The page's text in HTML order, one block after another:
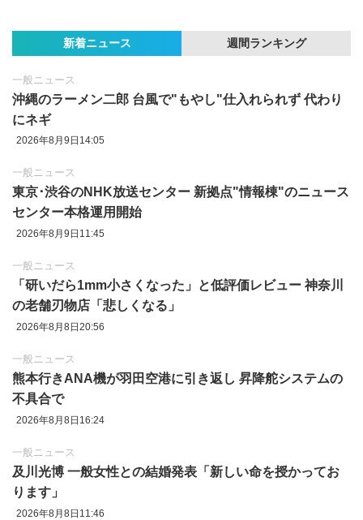
新着ニュース 週間ランキング
一般ニュース
沖縄のラーメン二郎 台風で"もやし"仕入れられず 代わり
にネギ
2026年8月9日14:05
一般ニュース
東京‪･‬渋谷のNHK放送センター 新拠点"情報棟"のニュース
センター本格運用開始
2026年8月9日11:45
一般ニュース
「研いだら1mm小さくなった」と低評価レビュー 神奈川
の老舗刃物店「悲しくなる」
2026年8月8日20:56
一般ニュース
熊本行きANA機が羽田空港に引き返し 昇降舵システムの
不具合で
2026年8月8日16:24
一般ニュース
及川光博 一般女性との結婚発表「新しい命を授かってお
ります」
2026年8月8日11:46